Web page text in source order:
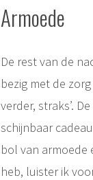
Armoede
De rest van de
bezig met de
verder, straks’.
schijnbaar
bol van armoede
heb, luister ik